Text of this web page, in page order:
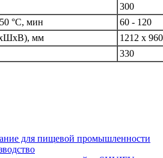
300
°С, мин
60 - 120
мм
1212 х
330
для пищевой промышленности